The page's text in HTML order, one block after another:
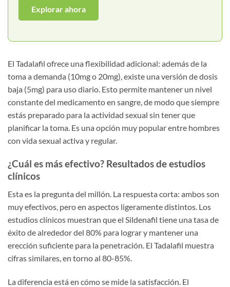
Explorar ahora
El Tadalafil ofrece una flexibilidad adicional: además de la
toma a demanda (10mg o 20mg), existe una versión de dosis
baja (5mg) para uso diario. Esto permite mantener un nivel
constante del medicamento en sangre, de modo que siempre
estás preparado para la actividad sexual sin tener que
planificar la toma. Es una opción muy popular entre hombres
con vida sexual activa y regular.
¿Cuál es más efectivo? Resultados de estudios
clínicos
Esta es la pregunta del millón. La respuesta corta: ambos son
muy efectivos, pero en aspectos ligeramente distintos. Los
estudios clínicos muestran que el Sildenafil tiene una tasa de
éxito de alrededor del 80% para lograr y mantener una
erección suficiente para la penetración. El Tadalafil muestra
cifras similares, en torno al 80-85%.
La diferencia está en cómo se mide la satisfacción. El